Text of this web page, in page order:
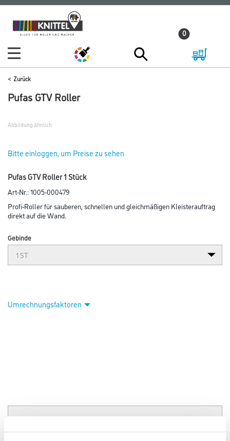
Zum
Inhalt
Zum
Navigationsmenü
0
Zurück
Pufas GTV Roller
Abbildung ähnlich
Bitte einloggen, um Preise zu sehen
Pufas GTV Roller 1 Stück
Art-Nr.:1005-000479
Profi-Roller für sauberen, schnellen und gleichmäßigen Kleisterauftrag
direkt auf die Wand.
Gebinde
Umrechnungsfaktoren
PRODUKTEIGENSCHAFTEN